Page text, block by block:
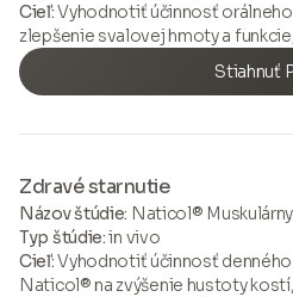
Cieľ:Vyhodnotiť účinnosť
zlepšenie svalovej hmoty a
Stiahnuť
Zdravé starnutie
Názov štúdie: Naticol®
Typ štúdie:in vivo
Cieľ:Vyhodnotiť účinnosť
Naticol® na zvýšenie hustoty